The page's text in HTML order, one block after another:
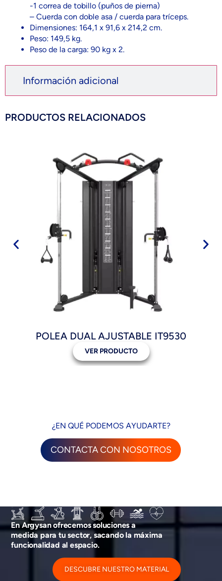
Información adicional
-1 correa de tobillo (puños de pierna)
– Cuerda con doble asa / cuerda para tríceps.
Dimensiones: 164,1 x 91,6 x 214,2 cm.
Peso: 149,5 kg.
Peso de la carga: 90 kg x 2.
PRODUCTOS RELACIONADOS
POLEA DUAL AJUSTABLE IT9530
VER PRODUCTO
¿EN QUÉ PODEMOS AYUDARTE?
CONTACTA CON NOSOTROS
En Argysan ofrecemos soluciones a
medida para tu sector, sacando la máxima
funcionalidad al espacio.
DESCUBRE NUESTRO MATERIAL